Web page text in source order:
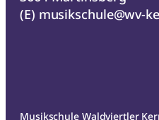
(E) musikschule@wv-
Musikschule Waldviertler